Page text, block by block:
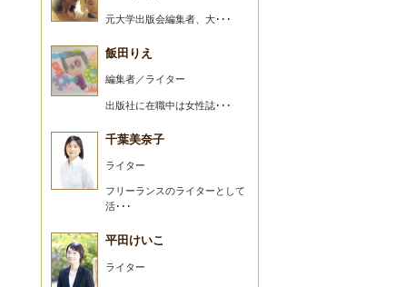
元大学出版会編集者、大･･･
飯田りえ
編集者／ライター
出版社に在職中は女性誌･･･
千葉美奈子
ライター
フリーランスのライターとして
活･･･
平田けいこ
ライター